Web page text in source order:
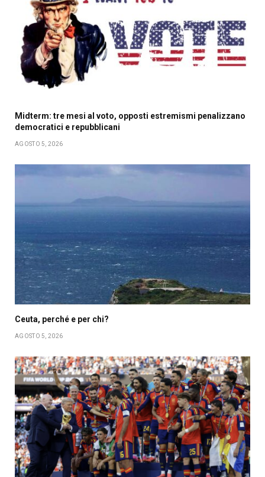
Midterm: tre mesi al voto, opposti estremismi penalizzano
democratici e repubblicani
AGOSTO 5, 2026
Ceuta, perché e per chi?
AGOSTO 5, 2026